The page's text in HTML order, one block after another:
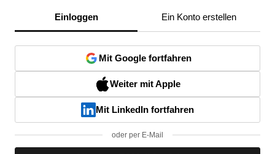
Einloggen Ein Konto erstellen
Mit Google fortfahren
Weiter mit Apple
Mit LinkedIn fortfahren
oder per E-Mail